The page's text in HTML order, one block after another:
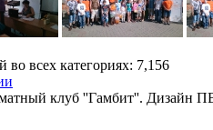
всех категориях: 7,156
клуб ''Гамбит''. Дизайн